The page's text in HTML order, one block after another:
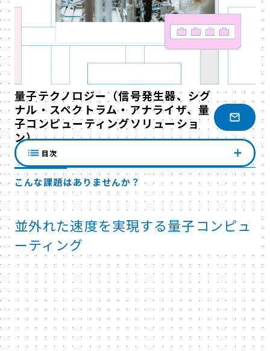
量子テクノロジー（信号発生器、シグ
ナル・スペクトラム・アナライザ、量
子コンピューティングソリューショ
ン）
こんな課題はありませんか？
並外れた速度を実現する量子コンピュ
ーティング
目次